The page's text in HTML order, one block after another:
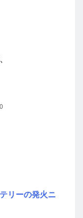
リーの発火ニ